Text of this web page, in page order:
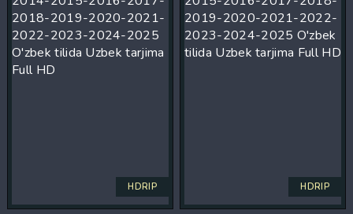
HDRIP HDRIP